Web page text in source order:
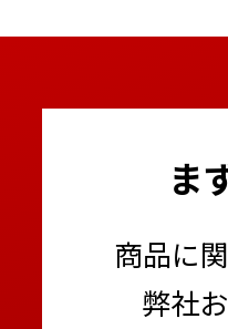
ま
商品に
弊社